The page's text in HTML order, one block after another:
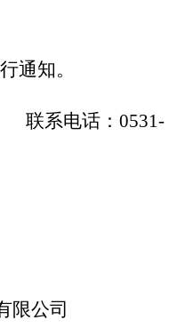
通知。
系电话：0531-
集团有限公司